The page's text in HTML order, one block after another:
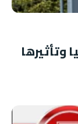
وتأثيرها